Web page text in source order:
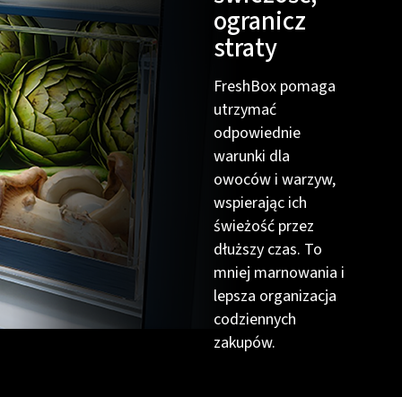
ogranicz
straty
FreshBox pomaga
utrzymać
odpowiednie
warunki dla
owoców i warzyw,
wspierając ich
świeżość przez
dłuższy czas. To
mniej marnowania i
lepsza organizacja
codziennych
zakupów.